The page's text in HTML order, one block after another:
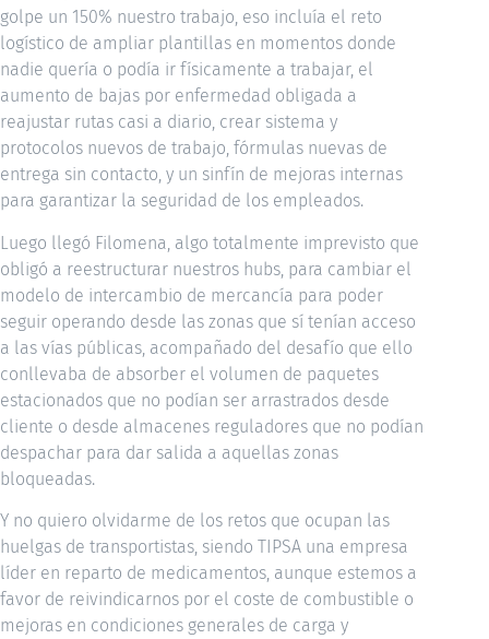
golpe un 150% nuestro trabajo, eso incluía el reto
logístico de ampliar plantillas en momentos donde
nadie quería o podía ir físicamente a trabajar, el
aumento de bajas por enfermedad obligada a
reajustar rutas casi a diario, crear sistema y
protocolos nuevos de trabajo, fórmulas nuevas de
entrega sin contacto, y un sinfín de mejoras internas
para garantizar la seguridad de los empleados.
Luego llegó Filomena, algo totalmente imprevisto que
obligó a reestructurar nuestros hubs, para cambiar el
modelo de intercambio de mercancía para poder
seguir operando desde las zonas que sí tenían acceso
a las vías públicas, acompañado del desafío que ello
conllevaba de absorber el volumen de paquetes
estacionados que no podían ser arrastrados desde
cliente o desde almacenes reguladores que no podían
despachar para dar salida a aquellas zonas
bloqueadas.
Y no quiero olvidarme de los retos que ocupan las
huelgas de transportistas, siendo TIPSA una empresa
líder en reparto de medicamentos, aunque estemos a
favor de reivindicarnos por el coste de combustible o
mejoras en condiciones generales de carga y